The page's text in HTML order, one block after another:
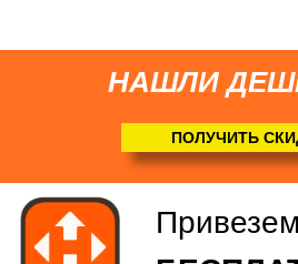
НАШЛИ
ПОЛУЧИТЬ